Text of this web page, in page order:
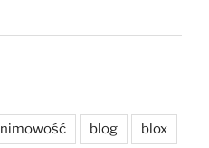
blog blox